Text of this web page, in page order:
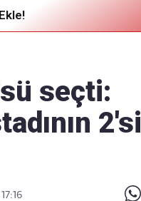
göndermek için
seçti:
2'si